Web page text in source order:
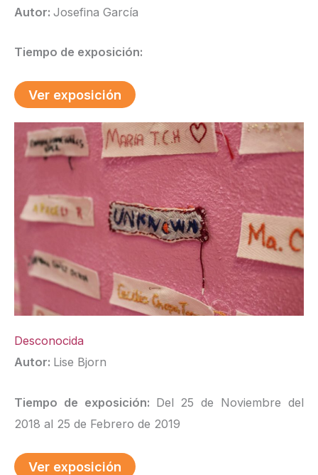
Autor: Josefina García
Tiempo de exposición:
Ver exposición
Desconocida
Autor: Lise Bjorn
Tiempo de exposición: Del 25 de Noviembre del
2018 al 25 de Febrero de 2019
Ver exposición